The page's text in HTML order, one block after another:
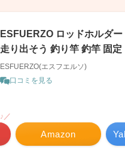
ESFUERZO ロッドホルダ
走り出そう 釣り竿 釣竿 固
ESFUERZO(エスフエルソ)
口コミを見る
Amazon
／